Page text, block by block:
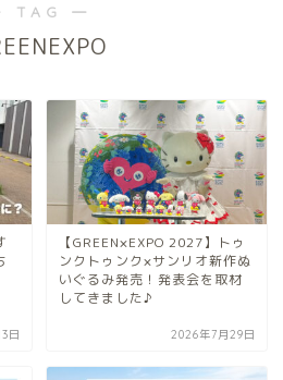
TAG ―
日
【GREEN×EXPO 2027】トゥ
ンクトゥンク×サンリオ新作ぬ
いぐるみ発売！発表会を取材
してきました♪
2026年7月29日